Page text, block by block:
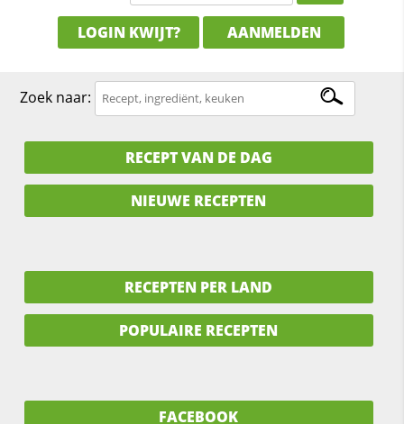
LOGIN KWIJT? AANMELDEN
Zoek naar:
RECEPT VAN DE DAG
NIEUWE RECEPTEN
RECEPTEN PER LAND
POPULAIRE RECEPTEN
FACEBOOK